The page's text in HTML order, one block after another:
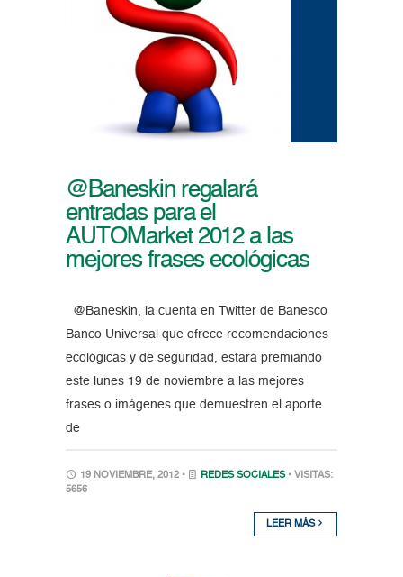
@Baneskin regalará
entradas para el
AUTOMarket 2012 a las
mejores frases ecológicas
@Baneskin, la cuenta en Twitter de Banesco
Banco Universal que ofrece recomendaciones
ecológicas y de seguridad, estará premiando
este lunes 19 de noviembre a las mejores
frases o imágenes que demuestren el aporte
de
19 NOVIEMBRE, 2012 • REDES SOCIALES • VISITAS:
5656
LEER MÁS